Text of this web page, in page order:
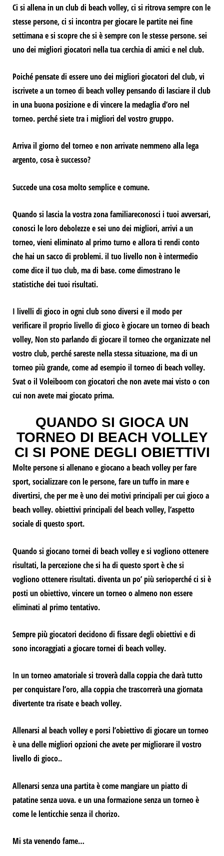
Ci si allena in un club di beach volley, ci si ritrova sempre con le
stesse persone, ci si incontra per giocare le partite nei fine
settimana e si scopre che si è sempre con le stesse persone.sei
uno dei migliori giocatori nella tua cerchia di amici e nel club.
Poiché pensate di essere uno dei migliori giocatori del club, vi
iscrivete a un torneo di beach volley pensando di lasciare il club
in una buona posizione e di vincere la medaglia d’oro nel
torneo.perché siete tra i migliori del vostro gruppo.
Arriva il giorno del torneo e non arrivate nemmeno alla lega
argento, cosa è successo?
Succede una cosa molto semplice e comune.
Quando si lasciala vostra zona familiareconosci i tuoi avversari,
conosci le loro debolezze e sei uno dei migliori, arrivi a un
torneo, vieni eliminato al primo turno e allora ti rendi conto
che hai un sacco di problemi.il tuo livello non è intermedio
come dice il tuo club, ma di base.come dimostrano le
statistiche dei tuoi risultati.
I livelli di gioco in ogni club sono diversi e il modo per
verificare il proprio livello di gioco è giocare un torneo di beach
volley, Non sto parlando di giocare il torneo che organizzate nel
vostro club, perché sareste nella stessa situazione, ma di un
torneo più grande, come ad esempio il torneo di beach volley.
Svato ilVoleiboomcon giocatori che non avete mai visto o con
cui non avete mai giocato prima.
QUANDO SI GIOCA UN
TORNEO DI BEACH VOLLEY
CI SI PONE DEGLI OBIETTIVI
Molte persone si allenano e giocano a beach volley per fare
sport, socializzare con le persone, fare un tuffo in mare e
divertirsi, che per me è uno dei motivi principali per cui gioco a
beach volley.obiettivi principali del beach volley, l’aspetto
sociale di questo sport.
Quando si giocano tornei di beach volley e si vogliono ottenere
risultati, la percezione che si ha di questo sport è che si
vogliono ottenere risultati.diventa un po’ più serioperché ci si è
posti un obiettivo,vincere un torneo o almeno non essere
eliminati al primo tentativo.
Sempre più giocatori decidono di fissare degli obiettivi e di
sono incoraggiati a giocare tornei di beach volley.
In un torneo amatoriale si troverà dalla coppia che darà tutto
per conquistare l’oro, alla coppia che trascorrerà una giornata
divertente tra risate e beach volley.
Allenarsi al beach volley e porsi l’obiettivo di giocare un torneo
è una delle migliori opzioni che avete per migliorare il vostro
livello di gioco..
Allenarsi senza una partita è come mangiare un piatto di
patatine senza uova.e ununa formazione senza un torneo è
come le lenticchie senza il chorizo.
Mi sta venendo fame…